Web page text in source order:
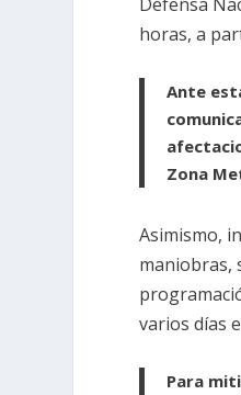
horas, a
Ante
Zona
Asimismo,
maniobras,
varios días
Para